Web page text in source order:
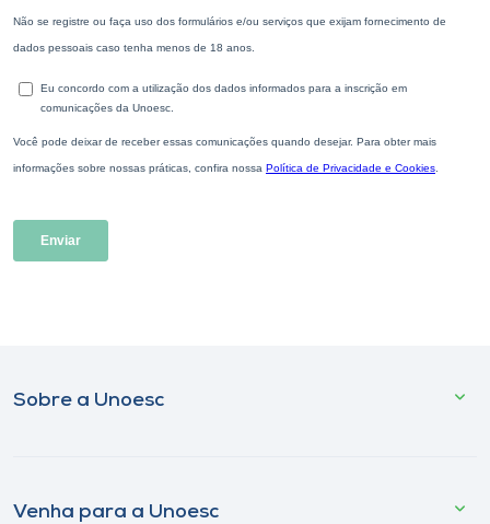
Sobre a Unoesc
Venha para a Unoesc